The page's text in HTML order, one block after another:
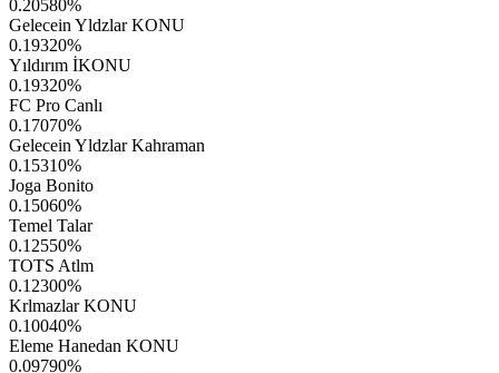
0.20580%
Gelecein Yldzlar KONU
0.19320%
Yıldırım İKONU
0.19320%
FC Pro Canlı
0.17070%
Gelecein Yldzlar Kahraman
0.15310%
Joga Bonito
0.15060%
Temel Talar
0.12550%
TOTS Atlm
0.12300%
Krlmazlar KONU
0.10040%
Eleme Hanedan KONU
0.09790%